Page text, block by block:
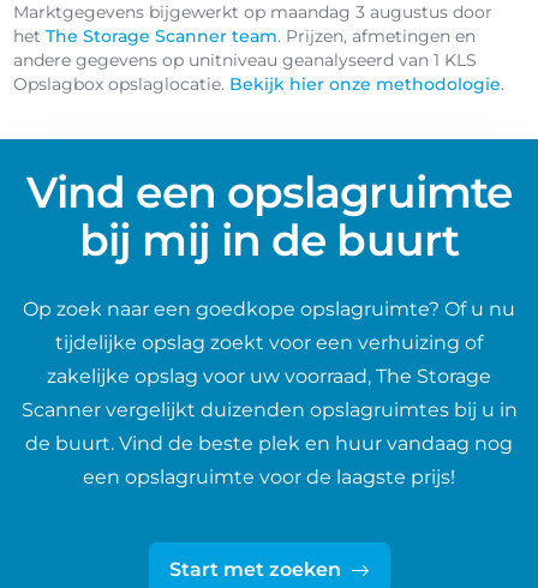
Marktgegevens bijgewerkt op maandag 3 augustus door
hetThe Storage Scanner team. Prijzen, afmetingen en
andere gegevens op unitniveau geanalyseerd van 1 KLS
Opslagbox opslaglocatie. Bekijk hier onze methodologie.
Vind een opslagruimte
bij mij in de buurt
Op zoek naar een goedkope opslagruimte? Of u nu
tijdelijke opslag zoekt voor een verhuizing of
zakelijke opslag voor uw voorraad, The Storage
Scanner vergelijkt duizenden opslagruimtes bij u in
de buurt. Vind de beste plek en huur vandaag nog
een opslagruimte voor de laagste prijs!
Start met zoeken